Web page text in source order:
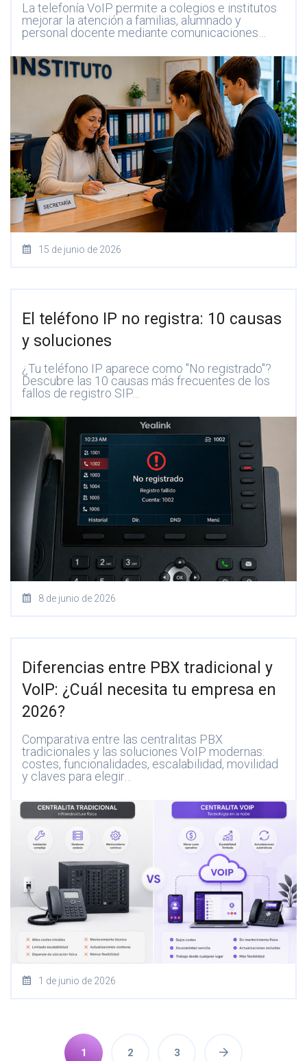
La telefonía VoIP permite a colegios e institutos
mejorar la atención a familias, alumnado y
personal docente mediante comunicaciones…
15 de junio de 2026
El teléfono IP no registra: 10 causas
y soluciones
¿Tu teléfono IP aparece como "No registrado"?
Descubre las 10 causas más frecuentes de los
fallos de registro SIP…
8 de junio de 2026
Diferencias entre PBX tradicional y
VoIP: ¿Cuál necesita tu empresa en
2026?
Comparativa entre las centralitas PBX
tradicionales y las soluciones VoIP modernas:
costes, funcionalidades, escalabilidad, movilidad
y claves para elegir…
1 de junio de 2026
1 2 3